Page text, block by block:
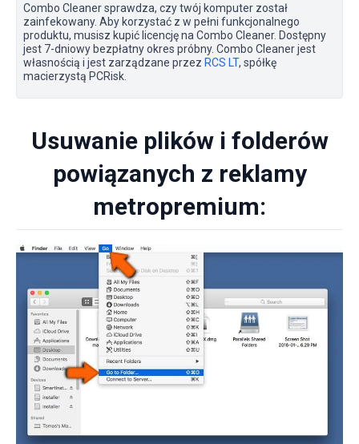
Combo Cleaner sprawdza, czy twój komputer został
zainfekowany. Aby korzystać z w pełni funkcjonalnego
produktu, musisz kupić licencję na Combo Cleaner. Dostępny
jest 7-dniowy bezpłatny okres próbny. Combo Cleaner jest
własnością i jest zarządzane przez RCS LT, spółkę
macierzystą PCRisk.
Usuwanie plików i folderów
powiązanych z reklamy
metropremium: